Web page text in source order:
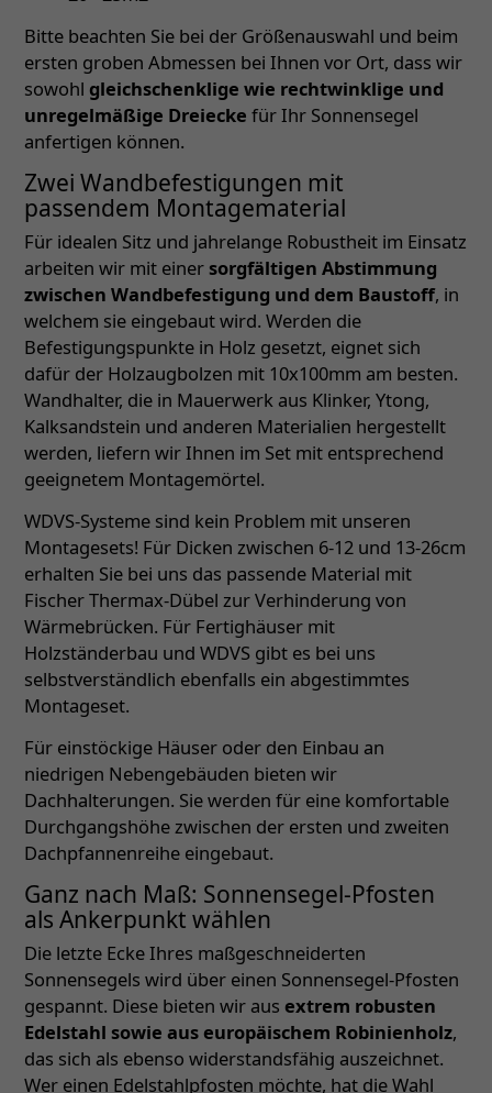
Bitte beachten Sie bei der Größenauswahl und beim
ersten groben Abmessen bei Ihnen vor Ort, dass wir
sowohl gleichschenklige wie rechtwinklige und
unregelmäßige Dreiecke für Ihr Sonnensegel
anfertigen können.
Zwei Wandbefestigungen mit
passendem Montagematerial
Für idealen Sitz und jahrelange Robustheit im Einsatz
arbeiten wir mit einersorgfältigen Abstimmung
zwischen Wandbefestigung und dem Baustoff, in
welchem sie eingebaut wird. Werden die
Befestigungspunkte in Holz gesetzt, eignet sich
dafür der Holzaugbolzen mit 10x100mm am besten.
Wandhalter, die in Mauerwerk aus Klinker, Ytong,
Kalksandstein und anderen Materialien hergestellt
werden, liefern wir Ihnen im Set mit entsprechend
geeignetem Montagemörtel.
WDVS-Systeme sind kein Problem mit unseren
Montagesets! Für Dicken zwischen 6-12 und 13-26cm
erhalten Sie bei uns das passende Material mit
Fischer Thermax-Dübel zur Verhinderung von
Wärmebrücken. Für Fertighäuser mit
Holzständerbau und WDVS gibt es bei uns
selbstverständlich ebenfalls ein abgestimmtes
Montageset.
Für einstöckige Häuser oder den Einbau an
niedrigen Nebengebäuden bieten wir
Dachhalterungen. Sie werden für eine komfortable
Durchgangshöhe zwischen der ersten und zweiten
Dachpfannenreihe eingebaut.
Ganz nach Maß: Sonnensegel-Pfosten
als Ankerpunkt wählen
Die letzte Ecke Ihres maßgeschneiderten
Sonnensegels wird über einen Sonnensegel-Pfosten
gespannt. Diese bieten wir aus extrem robusten
Edelstahl sowie aus europäischem Robinienholz,
das sich als ebenso widerstandsfähig auszeichnet.
Wer einen Edelstahlpfosten möchte, hat die Wahl